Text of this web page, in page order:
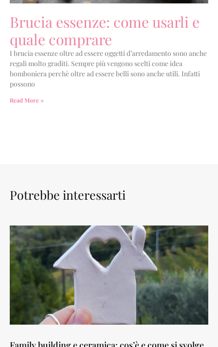
Brucia essenze: come usarli e
quale comprare
I brucia essenze oltre ad essere oggetti d’arredamento sono anche
regali molto graditi. Sempre più vengono scelti come idea
bomboniera perchè oltre ad essere belli sono anche utili. Infatti
possono
Read More »
Potrebbe interessarti